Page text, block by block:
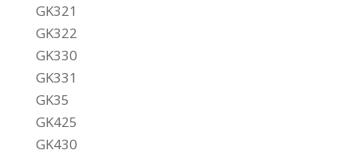
GK321
GK322
GK330
GK331
GK35
GK425
GK430